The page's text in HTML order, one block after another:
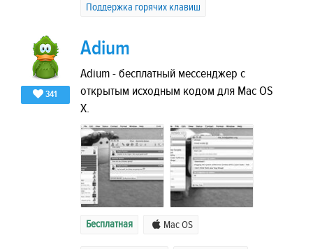
Поддержка горячих клавиш
341
Adium
Adium - бесплатный мессенджер с
открытым исходным кодом для Mac OS
X.
Бесплатная Mac OS